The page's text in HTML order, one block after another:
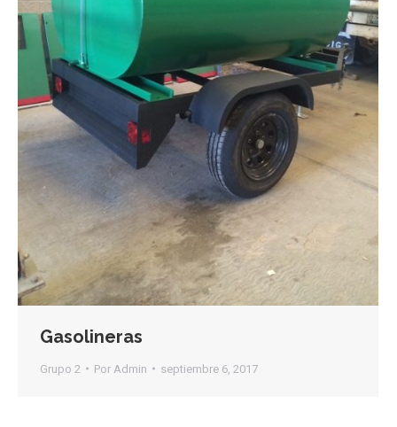
Gasolineras
Grupo 2 Por Admin septiembre 6, 2017